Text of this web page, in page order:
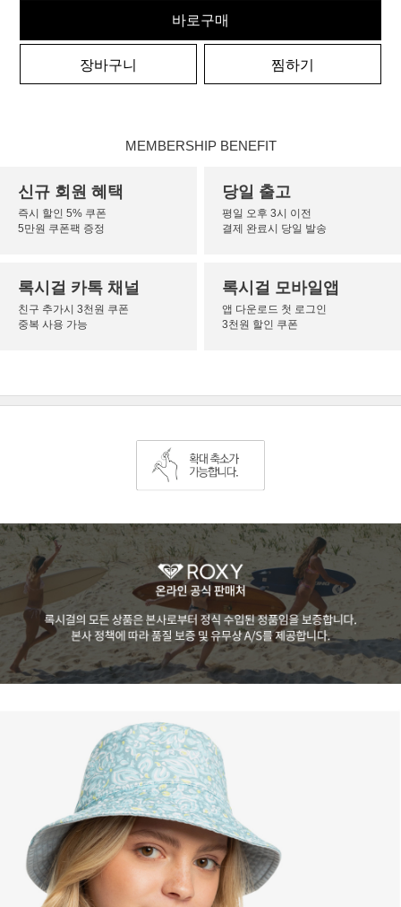
바로구매
장바구니 찜하기
MEMBERSHIP BENEFIT
신규 회원 혜택
즉시 할인 5% 쿠폰
5만원 쿠폰팩 증정
당일 출고
평일 오후 3시 이전
결제 완료시 당일 발송
록시걸 카톡 채널
친구 추가시 3천원 쿠폰
중복 사용 가능
록시걸 모바일앱
앱 다운로드 첫 로그인
3천원 할인 쿠폰